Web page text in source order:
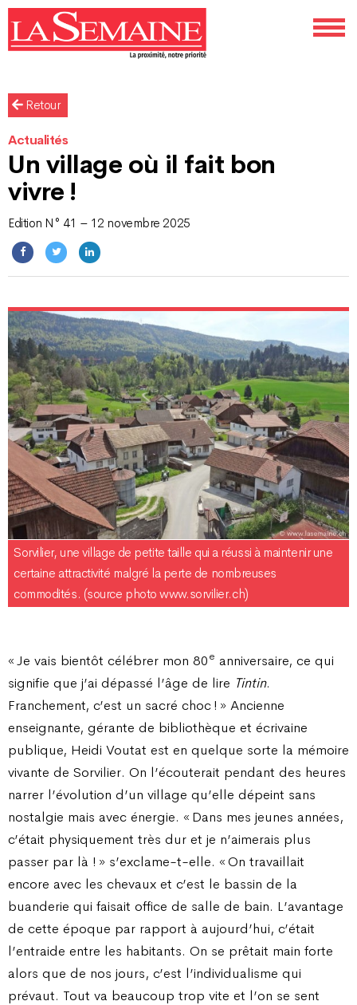
Retour
Actualités
Un village où il fait bon
vivre !
Edition N° 41 – 12 novembre 2025
Sorvilier, une village de petite taille qui a réussi à maintenir une
certaine attractivité malgré la perte de nombreuses
commodités. (source photo www.sorvilier.ch)
« Je vais bientôt célébrer mon 80e anniversaire, ce qui
signifie que j’ai dépassé l’âge de lire Tintin.
Franchement, c’est un sacré choc ! » Ancienne
enseignante, gérante de bibliothèque et écrivaine
publique, Heidi Voutat est en quelque sorte la mémoire
vivante de Sorvilier. On l’écouterait pendant des heures
narrer l’évolution d’un village qu’elle dépeint sans
nostalgie mais avec énergie. « Dans mes jeunes années,
c’était physiquement très dur et je n’aimerais plus
passer par là ! » s’exclame-t-elle. « On travaillait
encore avec les chevaux et c’est le bassin de la
buanderie qui faisait office de salle de bain. L’avantage
de cette époque par rapport à aujourd’hui, c’était
l’entraide entre les habitants. On se prêtait main forte
alors que de nos jours, c’est l’individualisme qui
prévaut. Tout va beaucoup trop vite et l’on se sent